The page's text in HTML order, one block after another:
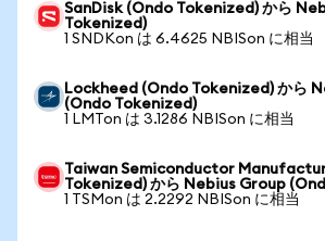
SanDisk (Ondo Tokenized) から
Tokenized)
1 SNDKon は 6.4625 NBISon に相当
Lockheed (Ondo Tokenized) から
(Ondo Tokenized)
1 LMTon は 3.1286 NBISon に相当
Taiwan Semiconductor
Tokenized) から Nebius Group
1 TSMon は 2.2292 NBISon に相当